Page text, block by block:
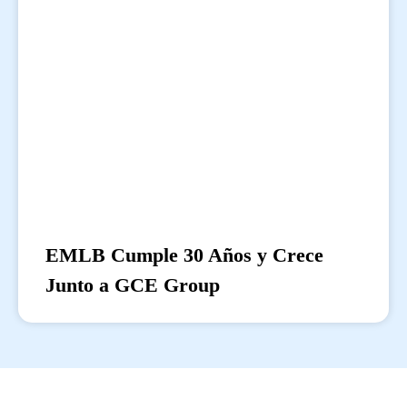
EMLB Cumple 30 Años y Crece
Junto a GCE Group